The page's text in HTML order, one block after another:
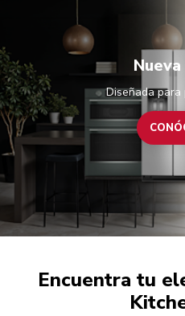
Diseñada
Encuentra tu